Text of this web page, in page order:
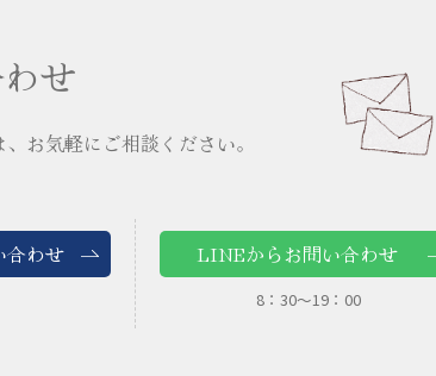
せ
お気軽にご相談ください。
合わせ LINEからお問い合わせ
8：30～19：00